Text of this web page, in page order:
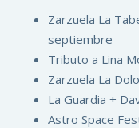
Zarzuela La
septiembre
Tributo a Lina
Zarzuela La
La Guardia +
Astro Space